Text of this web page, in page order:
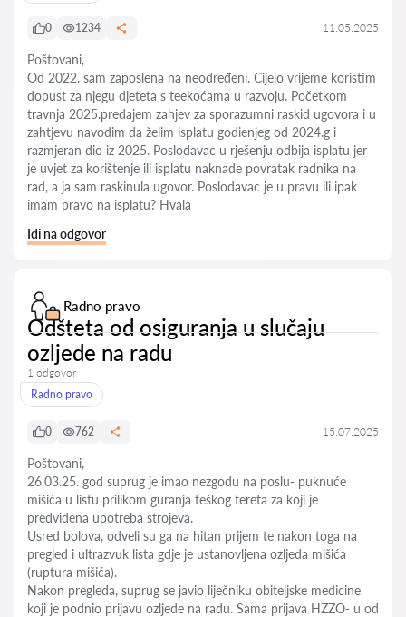
0 1234 11.05.2025
Poštovani,
Od 2022. sam zaposlena na neodređeni. Cijelo vrijeme koristim
dopust za njegu djeteta s teekoćama u razvoju. Početkom
travnja 2025.predajem zahjev za sporazumni raskid ugovora i u
zahtjevu navodim da želim isplatu godienjeg od 2024.g i
razmjeran dio iz 2025. Poslodavac u rješenju odbija isplatu jer
je uvjet za korištenje ili isplatu naknade povratak radnika na
rad, a ja sam raskinula ugovor. Poslodavac je u pravu ili ipak
imam pravo na isplatu? Hvala
Idi na odgovor
Radno pravo
Odšteta od osiguranja u slučaju
ozljede na radu
1 odgovor
Radno pravo
0 762 15.07.2025
Poštovani,
26.03.25. god suprug je imao nezgodu na poslu- puknuće
mišića u listu prilikom guranja teškog tereta za koji je
predviđena upotreba strojeva.
Usred bolova, odveli su ga na hitan prijem te nakon toga na
pregled i ultrazvuk lista gdje je ustanovljena ozljeda mišića
(ruptura mišića).
Nakon pregleda, suprug se javio liječniku obiteljske medicine
koji je podnio prijavu ozljede na radu. Sama prijava HZZO- u od